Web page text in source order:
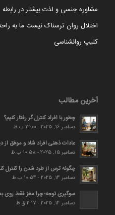
مشاوره جنسی و لذت بیشتر در رابطه
اختلال روان ترسناک نیست ما به
کلیپ روانشناسی
آخرین مطالب
چطور با افراد کنترل گر رفتار کنیم؟
دسامبر 16, 2025 - 12:00 ب.ظ
عادات ذهنی افراد شاد و موفق از
دسامبر 15, 2025 - 10:58 ب.ظ
چگونه ترس از طرد شدن را کنترل
دسامبر 14, 2025 - 10:54 ب.ظ
سوگیری توجه؛ چرا مغز فقط روی
دسامبر 14, 2025 - 2:17 ق.ظ